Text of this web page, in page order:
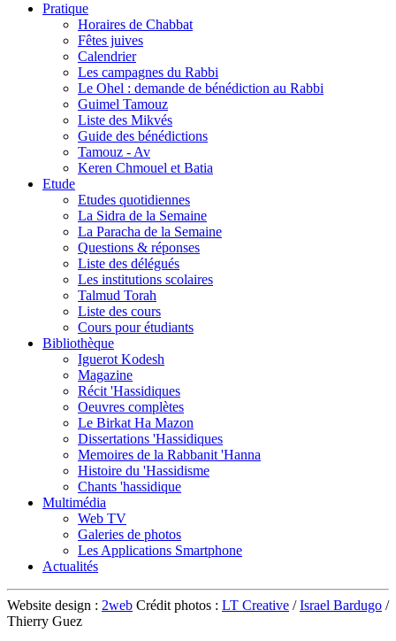
Pratique
Horaires de Chabbat
Fêtes juives
Calendrier
Les campagnes du Rabbi
Le Ohel : demande de bénédiction au Rabbi
Guimel Tamouz
Liste des Mikvés
Guide des bénédictions
Tamouz - Av
Keren Chmouel et Batia
Etude
Etudes quotidiennes
La Sidra de la Semaine
La Paracha de la Semaine
Questions & réponses
Liste des délégués
Les institutions scolaires
Talmud Torah
Liste des cours
Cours pour étudiants
Bibliothèque
Iguerot Kodesh
Magazine
Récit 'Hassidiques
Oeuvres complètes
Le Birkat Ha Mazon
Dissertations 'Hassidiques
Memoires de la Rabbanit 'Hanna
Histoire du 'Hassidisme
Chants 'hassidique
Multimédia
Web TV
Galeries de photos
Les Applications Smartphone
Actualités
Website design : 2web Crédit photos : LT Creative /Israel Bardugo /
Thierry Guez